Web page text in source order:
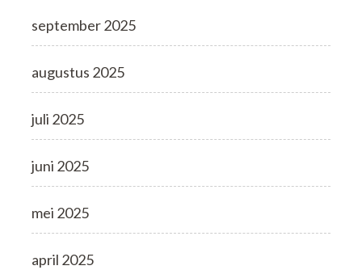
september 2025
augustus 2025
juli 2025
juni 2025
mei 2025
april 2025